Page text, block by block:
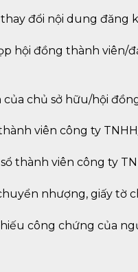
đổi nội dung đăng
hội đồng thành viên/
chủ sở hữu/hội
viên công ty
thành viên công ty
nhượng, giấy tờ
công chứng của